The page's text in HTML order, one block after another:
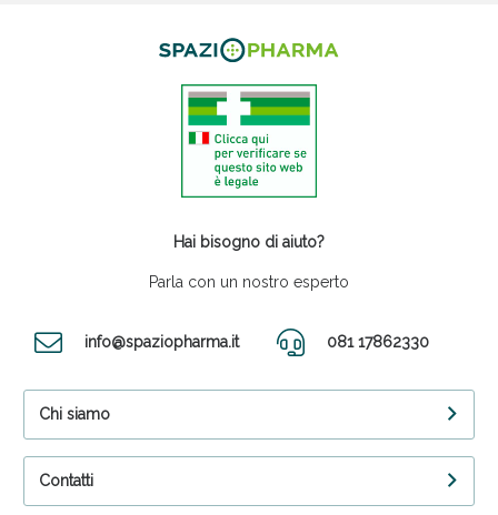
Hai bisogno di aiuto?
Parla con un nostro esperto
info@spaziopharma.it 081 17862330
Chi siamo
Contatti